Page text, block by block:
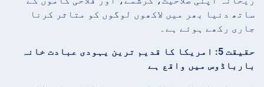
ساتھ دنیا بھر میں لاکھوں لوگوں کو متاثر کرنا
جاری رکھے ہوئے ہے۔
حقیقت 5: امریکا کا قدیم ترین یہودی عبادت خانہ
بارباڈوس میں واقع ہے